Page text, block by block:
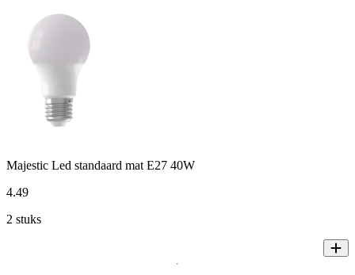
Majestic Led standaard mat E27 40W
4.49
2 stuks